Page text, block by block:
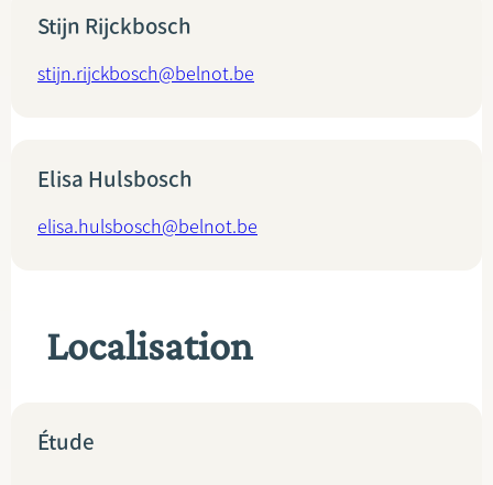
Stijn Rijckbosch
stijn.rijckbosch@belnot.be
Elisa Hulsbosch
elisa.hulsbosch@belnot.be
Localisation
Étude